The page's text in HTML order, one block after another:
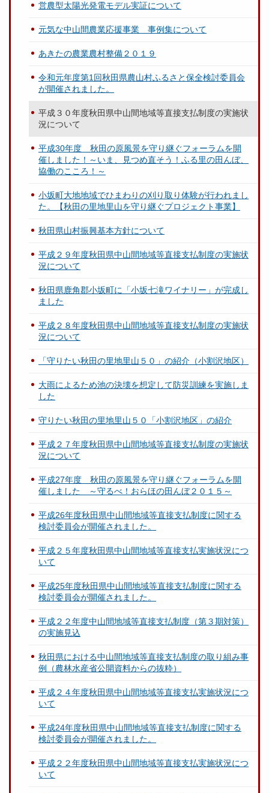
営農型太陽光発電モデル実証について
元気な中山間農業応援事業 事例集について
あきたの農業農村整備２０１９
令和元年度第1回秋田県農山村ふるさと保全検討委員会
が開催されました。
平成３０年度秋田県中山間地域等直接支払制度の実施状
況について
平成30年度 秋田の原風景を守り継ぐフォーラムを開
催しました！～いま、見つめ直そう！ふる里の田んぼ、
協働のこころ！～
小坂町大地地域でひまわりの刈り取り体験が行われまし
た。【秋田の里地里山を守り継ぐプロジェクト事業】
秋田県山村振興基本方針について
平成２９年度秋田県中山間地域等直接支払制度の実施状
況について
秋田県鹿角郡小坂町に「小坂七滝ワイナリー」が完成し
ました
平成２８年度秋田県中山間地域等直接支払制度の実施状
況について
「守りたい秋田の里地里山５０」の紹介（小割沢地区）
大雨によるため池の決壊を想定して防災訓練を実施しま
した
守りたい秋田の里地里山５０「小割沢地区」の紹介
平成２７年度秋田県中山間地域等直接支払制度の実施状
況について
平成27年度 秋田の原風景を守り継ぐフォーラムを開
催しました ～守るべ！おらほの田んぼ２０１５～
平成26年度秋田県中山間地域等直接支払制度に関する
検討委員会が開催されました。
平成２５年度秋田県中山間地域等直接支払実施状況につ
いて
平成25年度秋田県中山間地域等直接支払制度に関する
検討委員会が開催されました。
平成２２年度中山間地域等直接支払制度（第３期対策）
の実施見込
秋田県における中山間地域等直接支払制度の取り組み事
例（農林水産省公開資料からの抜粋）
平成２４年度秋田県中山間地域等直接支払実施状況につ
いて
平成24年度秋田県中山間地域等直接支払制度に関する
検討委員会が開催されました。
平成２２年度秋田県中山間地域等直接支払実施状況につ
いて